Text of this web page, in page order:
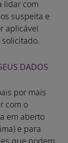
lidar com
suspeita e
aplicável
DADOS
por mais
com o
em aberto
e para